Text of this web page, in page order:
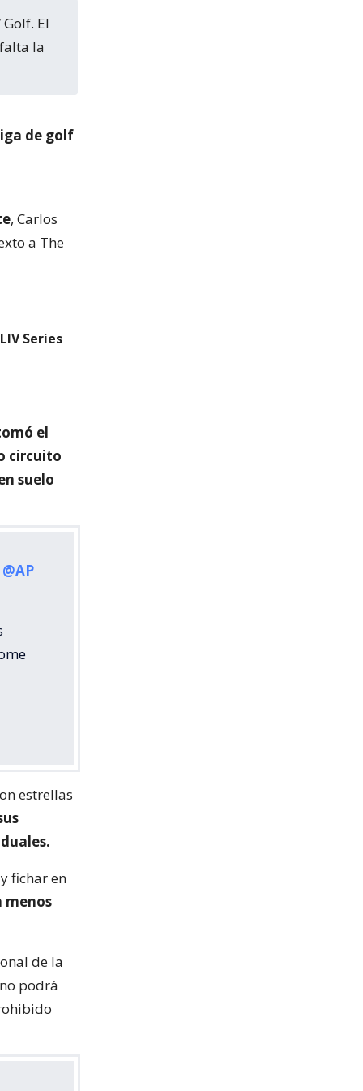
la
de golf
, Carlos
a The
Series
el
circuito
suelo
@AP
estrellas
fichar en
menos
de la
podrá